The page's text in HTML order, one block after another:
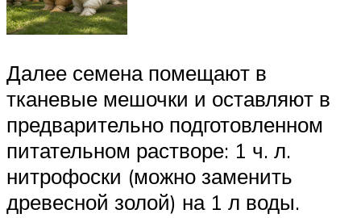
Далее семена помещают в
тканевые мешочки и оставляют в
предварительно подготовленном
питательном растворе: 1 ч. л.
нитрофоски (можно заменить
древесной золой) на 1 л воды.